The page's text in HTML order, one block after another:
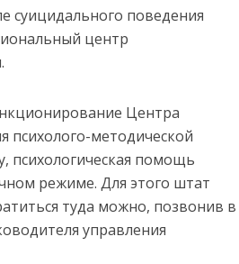
суицидального поведения
центр
Центра
психолого-методической
психологическая помощь
режиме. Для этого штат
туда можно, позвонив в
управления